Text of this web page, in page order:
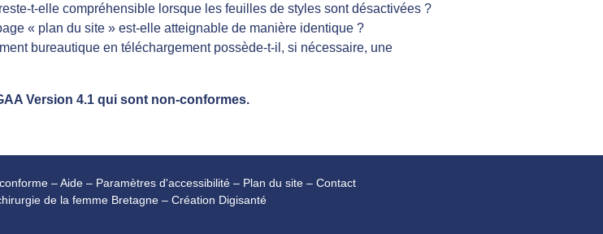
t-elle compréhensible lorsque les feuilles de styles sont désactivées ?
« plan du site » est-elle atteignable de manière identique ?
bureautique en téléchargement possède-t-il, si nécessaire, une
Version 4.1 qui sont non-conformes.
–Aide – Paramètres d'accessibilité – Plan du site – Contact
de la femme Bretagne – Création Digisanté